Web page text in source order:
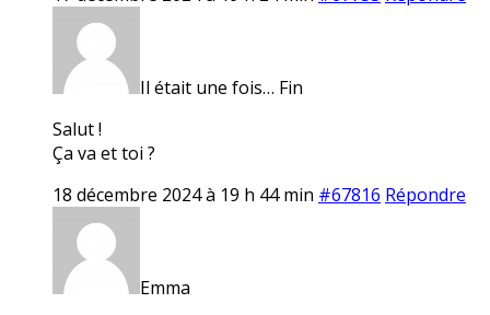
Il était une fois… Fin
Salut !
Ça va et toi ?
18 décembre 2024 à 19 h 44 min #67816 Répondre
Emma